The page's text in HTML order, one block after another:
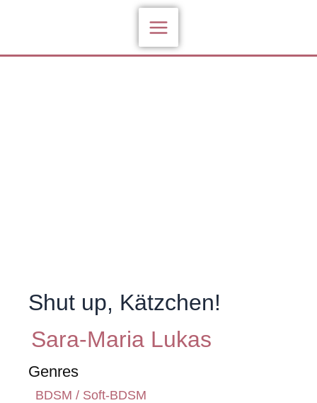
Shut up, Kätzchen!
Sara-Maria Lukas
Genres
BDSM / Soft-BDSM